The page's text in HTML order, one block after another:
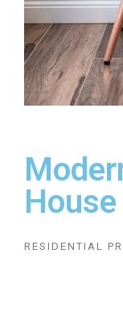
House
RESIDENTIAL